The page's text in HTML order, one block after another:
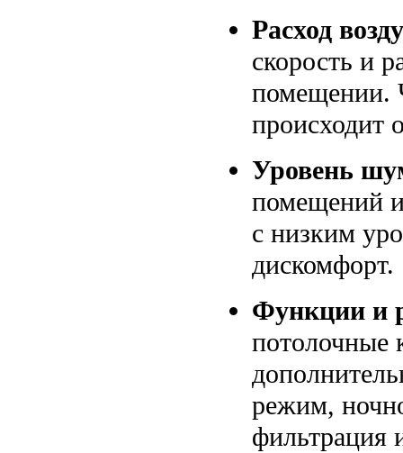
Расход
скорость и
помещении.
происходит
Уровень
помещений
с низким
дискомфорт.
Функции и
потолочные
режим,
фильтрация